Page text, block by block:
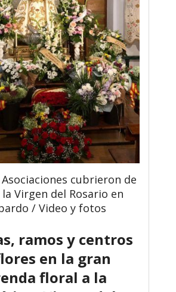
Asociaciones cubrieron de
Virgen del Rosario en
/ Video y fotos
ramos y centros
en la gran
floral a la